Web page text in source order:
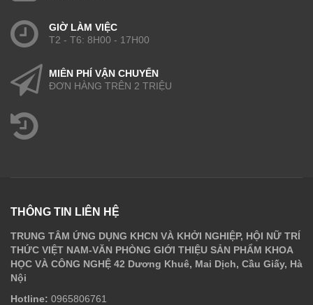
GIỜ LÀM VIỆC
T2 - T6: 8H00 - 17H00
MIỄN PHÍ VẬN CHUYỂN
ĐƠN HÀNG TRÊN 2 TRIỆU
THÔNG TIN LIÊN HỆ
TRUNG TÂM ỨNG DỤNG KHCN VÀ KHỞI NGHIỆP, HỘI NỮ TRÍ
THỨC VIỆT NAM-VĂN PHÒNG GIỚI THIỆU SẢN PHẨM KHOA
HỌC VÀ CÔNG NGHỆ 42 Dương Khuê, Mai Dịch, Cầu Giấy, Hà
Nội
Hotline: 0965806761